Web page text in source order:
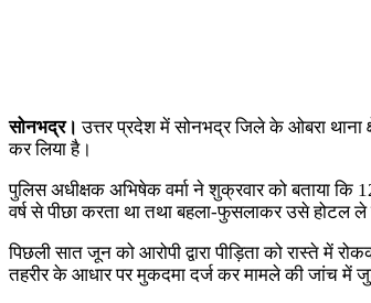
सोनभद्र। उत्तर प्रदेश में सोनभद्र जिले के ओबरा थाना
कर लिया है।
पुलिस अधीक्षक अभिषेक वर्मा ने शुक्रवार को बताया कि
वर्ष से पीछा करता था तथा बहला-फुसलाकर उसे होटल ले
पिछली सात जून को आरोपी द्वारा पीड़िता को रास्ते
तहरीर के आधार पर मुकदमा दर्ज कर मामले की जांच में